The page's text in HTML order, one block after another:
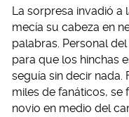
La sorpresa invadió a
mecía su cabeza en
palabras. Personal
para que los hinchas
seguía sin decir nada.
miles de fanáticos,
novio en medio del